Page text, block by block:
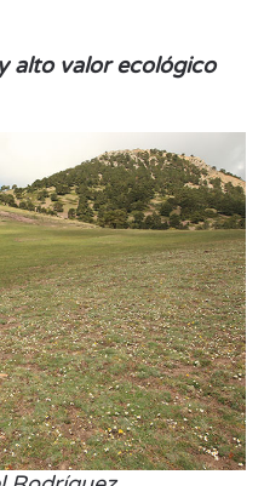
alto valor ecológico